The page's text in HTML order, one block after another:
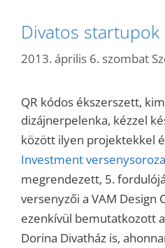
Divatos startupok
2013. április 6. szombat
QR kódos ékszerszett,
dizájnerpelenka, kézzel
között ilyen projektekkel
Investment
megrendezett, 5.
versenyzői a VAM Design
ezenkívül bemutatkozott
Dorina Divatház is,